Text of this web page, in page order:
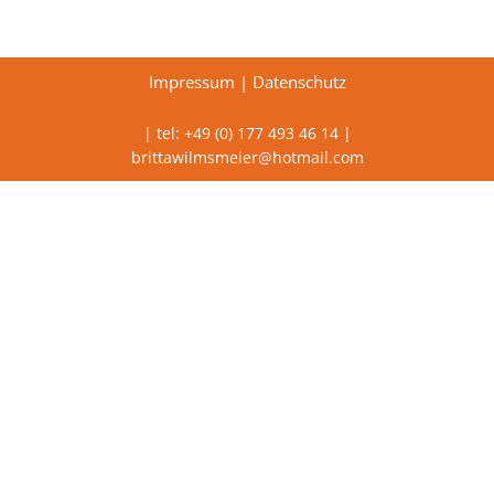
Impressum | Datenschutz
| tel: +49 (0) 177 493 46 14 |
brittawilmsmeier@hotmail.com